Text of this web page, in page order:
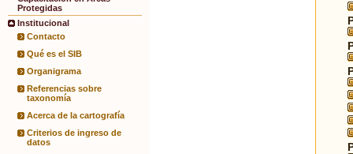
Protegidas
Institucional
Contacto
Qué es el SIB
Organigrama
Referencias sobre
taxonomía
Acerca de la cartografía
Criterios de ingreso de
datos